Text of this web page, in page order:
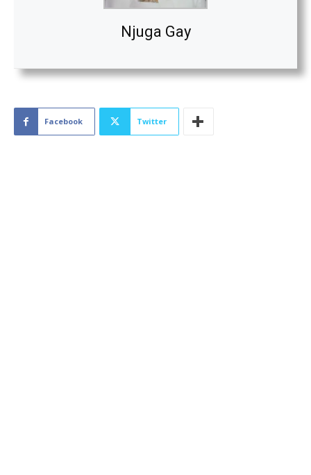
Njuga Gay
Facebook Twitter